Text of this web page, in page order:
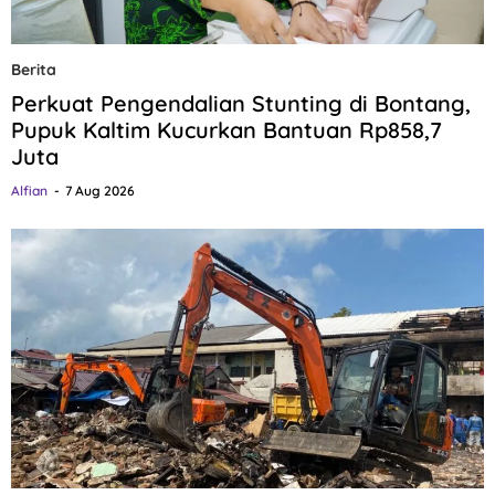
Berita
Perkuat Pengendalian Stunting di Bontang,
Pupuk Kaltim Kucurkan Bantuan Rp858,7
Juta
Alfian 7 Aug 2026